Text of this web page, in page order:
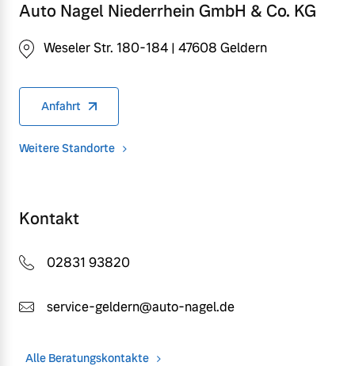
Auto Nagel Niederrhein GmbH & Co. KG
Weseler Str. 180-184 | 47608 Geldern
Anfahrt
Weitere Standorte
Kontakt
02831 93820
service-geldern@auto-nagel.de
Alle Beratungskontakte